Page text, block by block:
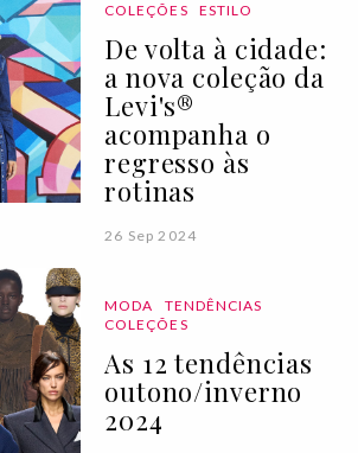
COLEÇÕES ESTILO
De volta à cidade:
a nova coleção da
Levi's®
acompanha o
regresso às
rotinas
26 Sep 2024
MODA
TENDÊNCIAS
COLEÇÕES
As 12 tendências
outono/inverno
2024